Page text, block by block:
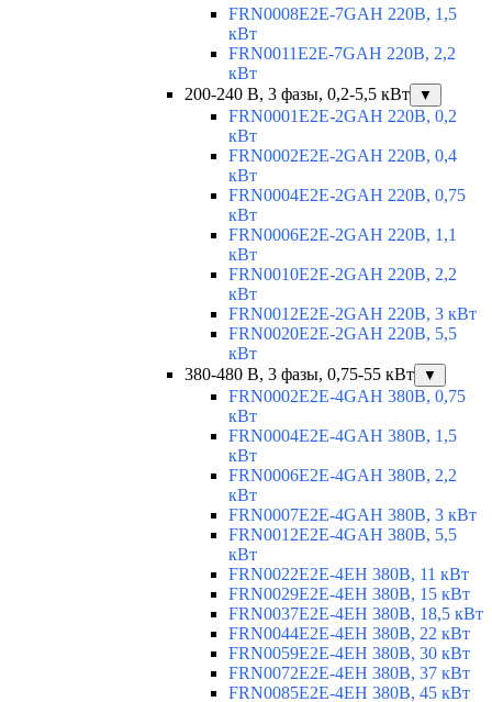
FRN0008E2E-7GAH 220В, 1,5
кВт
FRN0011E2E-7GAH 220В, 2,2
кВт
200-240 В, 3 фазы, 0,2-5,5 кВт
▼
FRN0001E2E-2GAH 220В, 0,2
кВт
FRN0002E2E-2GAH 220В, 0,4
кВт
FRN0004E2E-2GAH 220В, 0,75
кВт
FRN0006E2E-2GAH 220В, 1,1
кВт
FRN0010E2E-2GAH 220В, 2,2
кВт
FRN0012E2E-2GAH 220В, 3 кВт
FRN0020E2E-2GAH 220В, 5,5
кВт
380-480 В, 3 фазы, 0,75-55 кВт
▼
FRN0002E2E-4GAH 380В, 0,75
кВт
FRN0004E2E-4GAH 380В, 1,5
кВт
FRN0006E2E-4GAH 380В, 2,2
кВт
FRN0007E2E-4GAH 380В, 3 кВт
FRN0012E2E-4GAH 380В, 5,5
кВт
FRN0022E2E-4EH 380В, 11 кВт
FRN0029E2E-4EH 380В, 15 кВт
FRN0037E2E-4EH 380В, 18,5 кВт
FRN0044E2E-4EH 380В, 22 кВт
FRN0059E2E-4EH 380В, 30 кВт
FRN0072E2E-4EH 380В, 37 кВт
FRN0085E2E-4EH 380В, 45 кВт